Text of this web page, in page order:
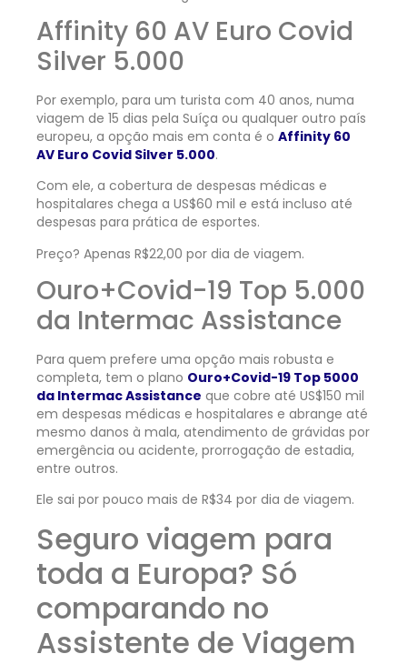
Affinity 60 AV Euro Covid
Silver 5.000
Por exemplo, para um turista com 40 anos, numa
viagem de 15 dias pela Suíça ou qualquer outro país
europeu, a opção mais em conta é o Affinity 60
AV Euro Covid Silver 5.000.
Com ele, a cobertura de despesas médicas e
hospitalares chega a US$60 mil e está incluso até
despesas para prática de esportes.
Preço? Apenas R$22,00 por dia de viagem.
Ouro+Covid-19 Top 5.000
da Intermac Assistance
Para quem prefere uma opção mais robusta e
completa, tem o plano Ouro+Covid-19 Top 5000
da Intermac Assistance que cobre até US$150 mil
em despesas médicas e hospitalares e abrange até
mesmo danos à mala, atendimento de grávidas por
emergência ou acidente, prorrogação de estadia,
entre outros.
Ele sai por pouco mais de R$34 por dia de viagem.
Seguro viagem para
toda a Europa? Só
comparando no
Assistente de Viagem